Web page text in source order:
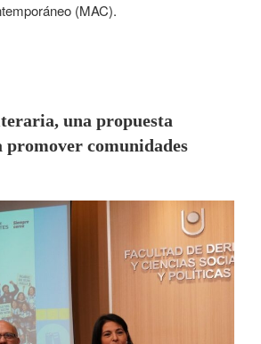
(MAC).
una propuesta
promover comunidades